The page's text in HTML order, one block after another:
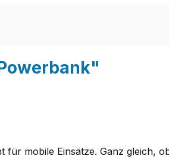
mobile Einsätze. Ganz gleich,